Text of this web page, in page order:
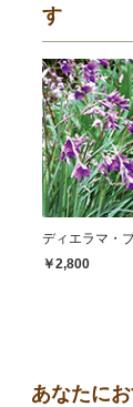
す
ディエラマ・
￥2,800
あなたに